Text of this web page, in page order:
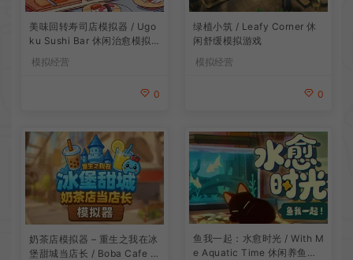
美味回转寿司店模拟器 / Ugo
ku Sushi Bar 休闲治愈模拟
游戏
模拟经营
0
绿植小筑 / Leafy Corner 休
闲舒缓模拟游戏
模拟经营
0
奶茶店模拟器 – 重生之我在冰
堡甜城当店长 / Boba Cafe Si
鱼我一起：水愈时光 / With M
e Aquatic Time 休闲养鱼游